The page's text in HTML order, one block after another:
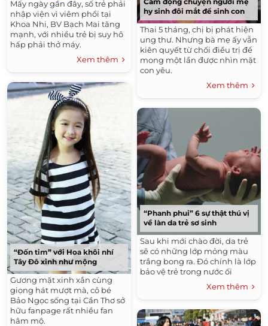
Mấy ngày gần đây, số trẻ phải
nhập viện vì viêm phổi tại
Khoa Nhi, BV Bạch Mai tăng
mạnh, với nhiều trẻ bị suy hô
hấp phải thở máy.
Xem thêm
“Đốn tim” với Hoa khôi nhí
Tây Đô xinh như mộng
Gương mặt xinh xắn cùng
giọng hát mượt mà, cô bé
Bảo Ngọc sống tại Cần Thơ sở
hữu fanpage rất nhiều fan
hâm mộ.
hy sinh đôi mắt để sinh con
Thai 5 tháng, chị bị phát hiện
ung thư. Nhưng bà mẹ ấy vẫn
kiên quyết từ chối điều trị để
mong một lần được nhìn mặt
con yêu.
Xem thêm
“Phanh phui” 6 sự thật thú vị
về làn da trẻ sơ sinh
Sau khi mới chào đời, da trẻ
sẽ có những lớp mỏng màu
trắng bong ra. Đó chính là lớp
bảo vệ trẻ trong nước ối
Xem thêm